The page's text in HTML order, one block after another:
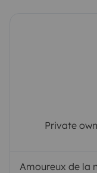
Private
Amoureux de la